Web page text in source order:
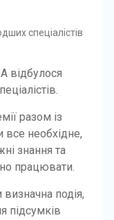
відбулося
разом із
необхідне,
знання та
працювати.
подія,
підсумків